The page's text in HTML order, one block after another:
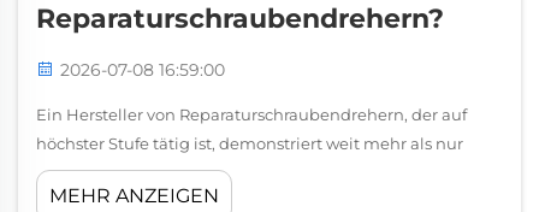
Reparaturschraubendrehern?
2026-07-08 16:59:00
Ein Hersteller von Reparaturschraubendrehern, der auf
höchster Stufe tätig ist, demonstriert weit mehr als nur
grundlegende Produktionsfähigkeit. Der Unterschied
zwischen einem durchschnittlichen Hersteller von
MEHR ANZEIGEN